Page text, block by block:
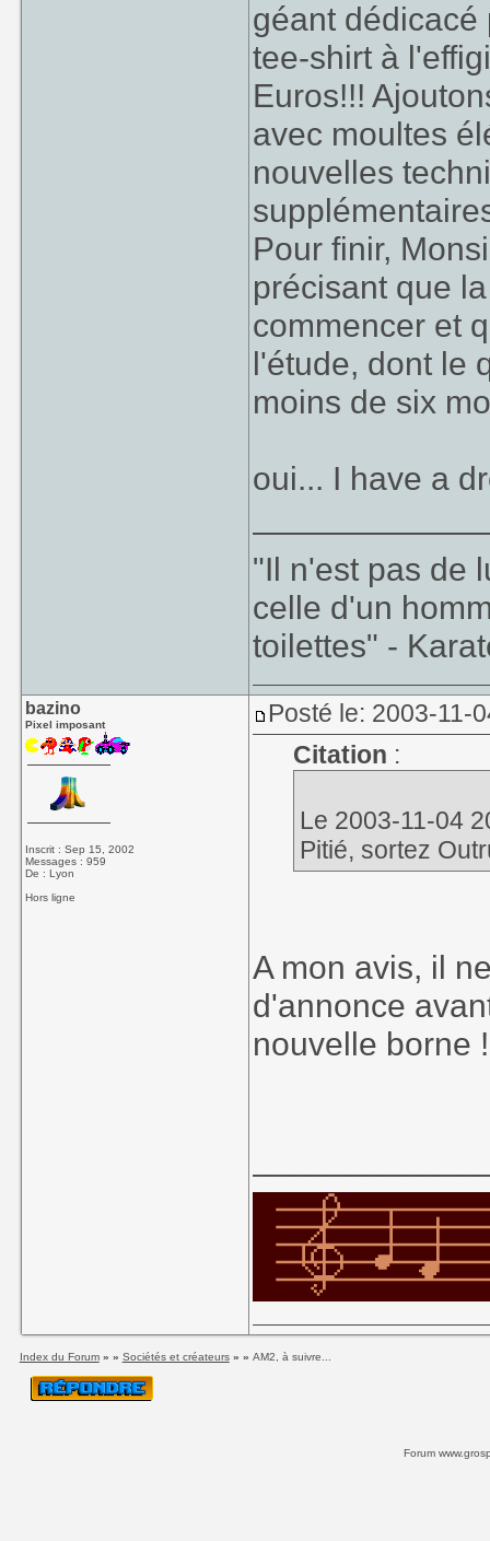
géant dédicacé
tee-shirt à
Euros!!!
avec moultes
nouvelles
Pour finir,
précisant que
commencer et
l'étude, dont le
moins de six
oui... I have a
"Il n'est pas de
celle d'un
toilettes" -
bazino
Pixel imposant
Inscrit : Sep 15, 2002
Messages : 959
De : Lyon
Hors ligne
Posté le: 2003-11-
Citation :
Le 2003-11-04
Pitié, sortez
A mon avis, il
d'annonce
nouvelle borne
Index du Forum» » Sociétés et créateurs» » AM2, à suivre...
Forum